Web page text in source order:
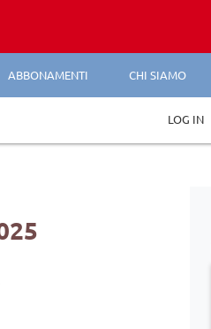
ABBONAMENTI CHI SIAMO
LOG IN